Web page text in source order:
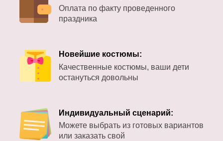
Оплата по факту проведенного
праздника
Новейшие костюмы:
Качественные костюмы, ваши дети
остануться довольны
Индивидуальный сценарий:
Можете выбрать из готовых вариантов
или заказать свой